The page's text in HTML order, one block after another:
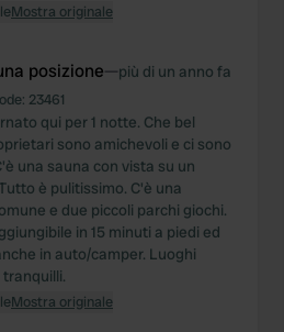
Mostra originale
posizione—più di un anno fa
23461
qui per 1 notte. Che bel
sono amichevoli e ci sono
una sauna con vista su un
è pulitissimo. C'è una
e due piccoli parchi giochi.
in 15 minuti a piedi ed
in auto/camper. Luoghi
Mostra originale